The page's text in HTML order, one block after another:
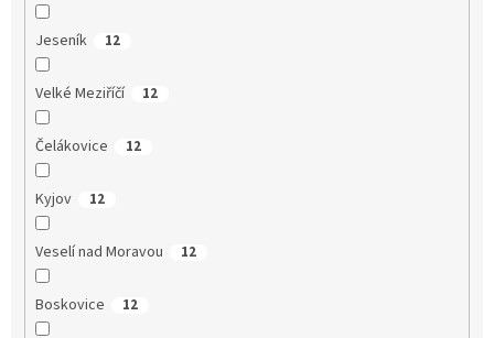
Jeseník 12
Velké Meziříčí 12
Čelákovice 12
Kyjov 12
Veselí nad Moravou 12
Boskovice 12